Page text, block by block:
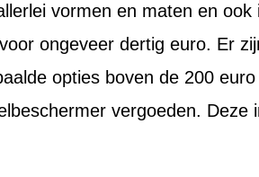
vormen en maten en
ongeveer dertig euro. Er
opties boven de 200
vergoeden. Deze